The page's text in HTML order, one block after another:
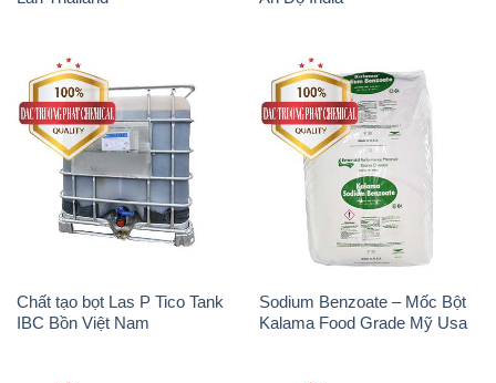
Chất tạo bọt Las P Tico Tank
IBC Bồn Việt Nam
Sodium Benzoate – Mốc Bột
Kalama Food Grade Mỹ Usa